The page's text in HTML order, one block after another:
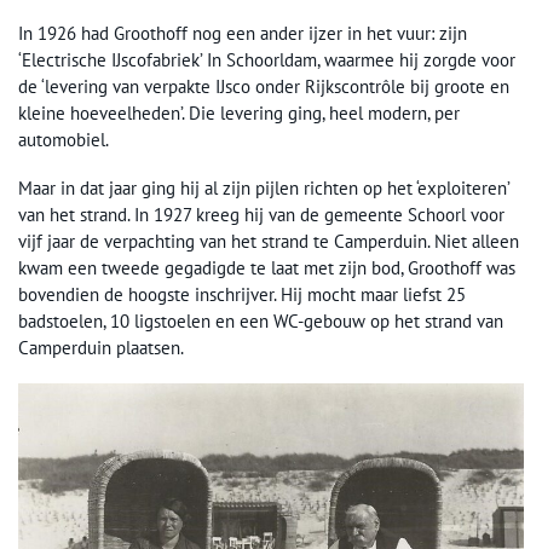
In 1926 had Groothoff nog een ander ijzer in het vuur: zijn
‘Electrische IJscofabriek’ In Schoorldam, waarmee hij zorgde voor
de ‘levering van verpakte IJsco onder Rijkscontrôle bij groote en
kleine hoeveelheden’. Die levering ging, heel modern, per
automobiel.
Maar in dat jaar ging hij al zijn pijlen richten op het ‘exploiteren’
van het strand. In 1927 kreeg hij van de gemeente Schoorl voor
vijf jaar de verpachting van het strand te Camperduin. Niet alleen
kwam een tweede gegadigde te laat met zijn bod, Groothoff was
bovendien de hoogste inschrijver. Hij mocht maar liefst 25
badstoelen, 10 ligstoelen en een WC-gebouw op het strand van
Camperduin plaatsen.